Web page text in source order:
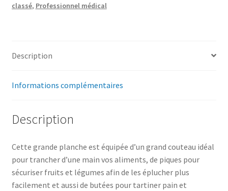
classé, Professionnel médical
Description
Informations complémentaires
Description
Cette grande planche est équipée d’un grand couteau idéal
pour trancher d’une main vos aliments, de piques pour
sécuriser fruits et légumes afin de les éplucher plus
facilement et aussi de butées pour tartiner pain et